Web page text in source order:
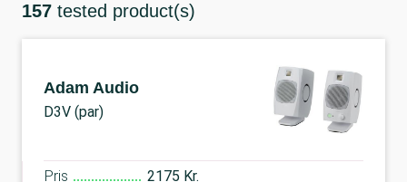
157 tested product(s)
Adam Audio
D3V (par)
Pris 2175 Kr.